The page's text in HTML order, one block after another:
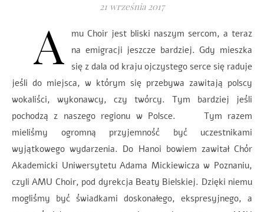
21 września 2017
A
mu Choir jest bliski naszym sercom, a teraz
na emigracji jeszcze bardziej. Gdy mieszka
się z dala od kraju ojczystego serce się raduje
jeśli do miejsca, w którym się przebywa zawitają polscy
wokaliści, wykonawcy, czy twórcy. Tym bardziej jeśli
pochodzą z naszego regionu w Polsce. Tym razem
mieliśmy ogromną przyjemność być uczestnikami
wyjątkowego wydarzenia. Do Hanoi bowiem zawitał Chór
Akademicki Uniwersytetu Adama Mickiewicza w Poznaniu,
czyli AMU Choir, pod dyrekcja Beaty Bielskiej. Dzięki niemu
mogliśmy być świadkami doskonałego, ekspresyjnego, a